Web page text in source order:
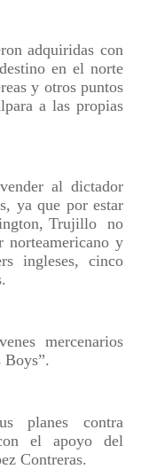
adquiridas con
en el norte
y otros puntos
a las propias
al dictador
ya que por estar
Trujillo no
y
ingleses, cinco
mercenarios
planes contra
el apoyo del
Contreras.